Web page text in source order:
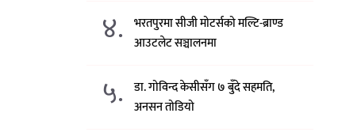
४.
भरतपुरमा सीजी मोटर्सको मल्टि-ब्राण्ड
आउटलेट सञ्चालनमा
५.
डा. गोविन्द केसीसँग ७ बुँदे सहमति,
अनसन तोडियो